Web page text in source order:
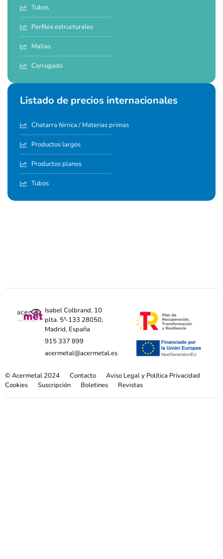
Tubos
Perfiles estructurales
Mallas
Corrugado
Listado de precios internacionales
Chatarra férrica / Materias primas
Productos largos
Productos planos
Tubos
Isabel Colbrand, 10
plta. 5ª-133 28050,
Madrid, España
915 337 899
acermetal@acermetal.es
© Acermetal 2024 Contacto
Aviso Legal y Política Privacidad
Cookies
Suscripción Boletines Revistas